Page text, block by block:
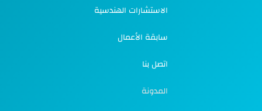
الاستشارات الهندسية
سابقة الأعمال
اتصل بنا
المدونة